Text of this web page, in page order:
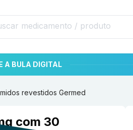
A BULA DIGITAL
revestidos Germed
com 30